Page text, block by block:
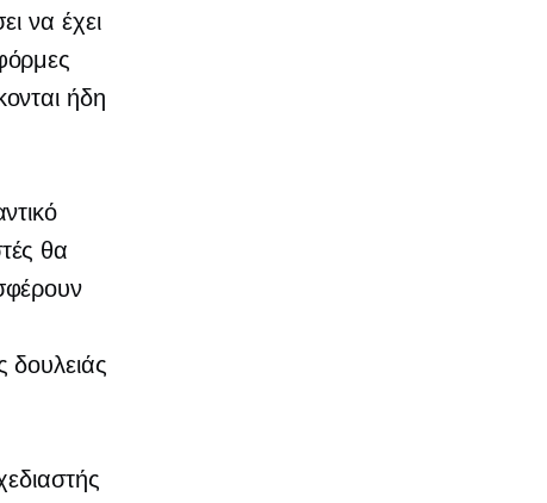
να έχει
ήδη
θα
δουλειάς